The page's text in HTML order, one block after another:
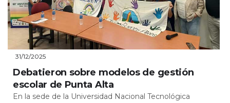
31/12/2025
Debatieron sobre modelos de gestión
escolar de Punta Alta
En la sede de la Universidad Nacional Tecnológica